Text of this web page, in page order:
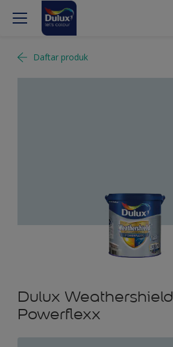
Daftar produk
Dulux Weathershield
Powerflexx